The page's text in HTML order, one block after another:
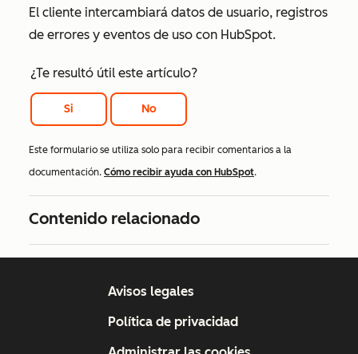
El cliente intercambiará datos de usuario, registros
de errores y eventos de uso con HubSpot.
¿Te resultó útil este artículo?
Si No
Este formulario se utiliza solo para recibir comentarios a la
documentación. Cómo recibir ayuda con HubSpot.
Contenido relacionado
Avisos legales
Política de privacidad